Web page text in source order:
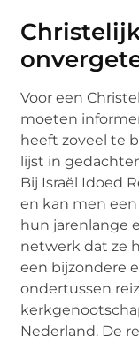
Voor een
moeten
heeft zoveel te
lijst in
Bij Israël Idoed
en kan men
hun jarenlange
netwerk dat ze
een bijzondere
ondertussen
Nederland. De